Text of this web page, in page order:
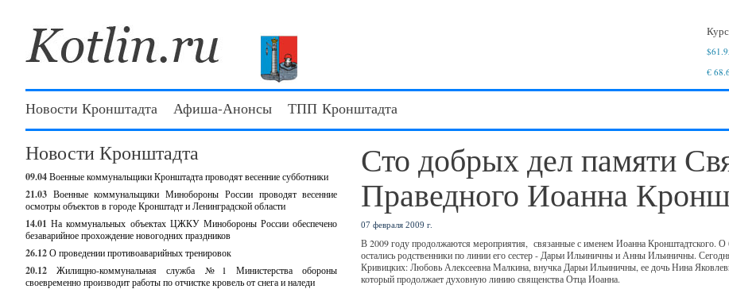
€
Новости Кронштадта Афиша-Анонсы ТПП Кронштадта
Новости Кронштадта
09.04Военные коммунальщики Кронштадта проводят весенние субботники
21.03 Военные коммунальщики Минобороны России проводят весенние
осмотры объектов в городе Кронштадт и Ленинградской области
14.01 На коммунальных объектах ЦЖКУ Минобороны России обеспечено
безаварийное прохождение новогодних праздников
26.12О проведении противоаварийных тренировок
20.12
Жилищно-коммунальная служба №1 Министерства обороны
своевременно производит работы по отчистке кровель от снега и наледи
Сто добрых дел памяти
Праведного Иоанна
07 февраля 2009 г.
В 2009 году продолжаются мероприятия, связанные с именем Иоанна Кронштадтского. О
остались родственники по линии его сестер - Дарьи Ильиничны и Анны Ильиничны.
Кривицких: Любовь Алексеевна Малкина, внучка Дарьи Ильиничны, ее дочь Нина
который продолжает духовную линию священства Отца Иоанна.